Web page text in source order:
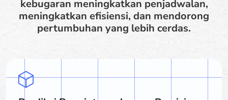
kebugaran meningkatkan penjadwalan,
meningkatkan efisiensi, dan mendorong
pertumbuhan yang lebih cerdas.